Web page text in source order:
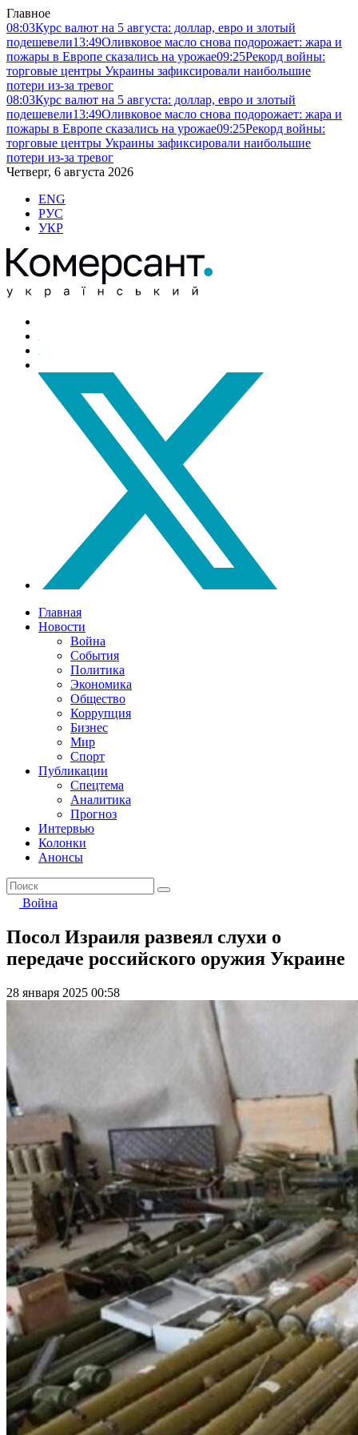
Главное
08:03Курс валют на 5 августа: доллар, евро и злотый
подешевели13:49Оливковое масло снова подорожает: жара и
пожары в Европе сказались на урожае09:25Рекорд войны:
торговые центры Украины зафиксировали наибольшие
потери из-за тревог
08:03Курс валют на 5 августа: доллар, евро и злотый
подешевели13:49Оливковое масло снова подорожает: жара и
пожары в Европе сказались на урожае09:25Рекорд войны:
торговые центры Украины зафиксировали наибольшие
потери из-за тревог
Четверг, 6 августа 2026
ENG
РУС
УКР
Главная
Новости
Война
События
Политика
Экономика
Общество
Коррупция
Бизнес
Мир
Спорт
Публикации
Спецтема
Аналитика
Прогноз
Интервью
Колонки
Анонсы
Война
Посол Израиля развеял слухи о
передаче российского оружия Украине
28 января 2025 00:58